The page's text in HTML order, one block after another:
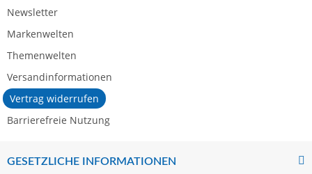
Newsletter
Markenwelten
Themenwelten
Versandinformationen
Vertrag widerrufen
Barrierefreie Nutzung
GESETZLICHE INFORMATIONEN